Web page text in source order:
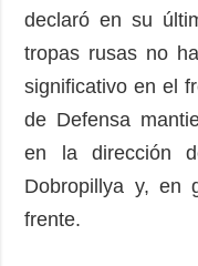
declaró en su
tropas rusas no
significativo en el
de Defensa
en la dirección
Dobropillya y, en
frente.